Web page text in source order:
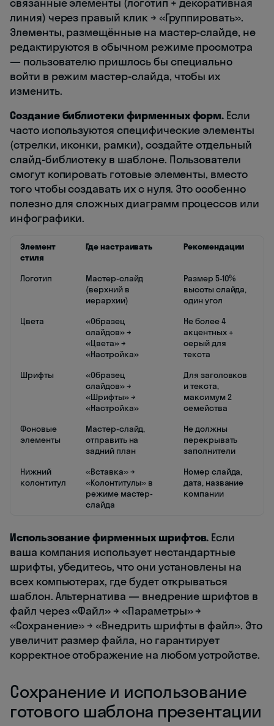
связанные элементы (логотип + декоративная
линия) через правый клик → «Группировать».
Элементы, размещённые на мастер-слайде, не
редактируются в обычном режиме просмотра
— пользователю пришлось бы специально
войти в режим мастер-слайда, чтобы их
изменить.
Создание библиотеки фирменных форм. Если
часто используются специфические элементы
(стрелки, иконки, рамки), создайте отдельный
слайд-библиотеку в шаблоне. Пользователи
смогут копировать готовые элементы, вместо
того чтобы создавать их с нуля. Это особенно
полезно для сложных диаграмм процессов или
инфографики.
Элемент
стиля
Где настраивать Рекомендации
Логотип
Мастер-слайд
(верхний в
иерархии)
Размер 5-10%
высоты слайда,
один угол
Цвета
«Образец
слайдов» →
«Цвета» →
«Настройка»
Не более 4
акцентных +
серый для
текста
Шрифты
«Образец
слайдов» →
«Шрифты» →
«Настройка»
Для заголовков
и текста,
максимум 2
семейства
Фоновые
элементы
Мастер-слайд,
отправить на
задний план
Не должны
перекрывать
заполнители
Нижний
колонтитул
«Вставка» →
«Колонтитулы» в
режиме мастер-
слайда
Номер слайда,
дата, название
компании
Использование фирменных шрифтов. Если
ваша компания использует нестандартные
шрифты, убедитесь, что они установлены на
всех компьютерах, где будет открываться
шаблон. Альтернатива — внедрение шрифтов в
файл через «Файл» → «Параметры» →
«Сохранение» → «Внедрить шрифты в файл». Это
увеличит размер файла, но гарантирует
корректное отображение на любом устройстве.
Сохранение и использование
готового шаблона презентации